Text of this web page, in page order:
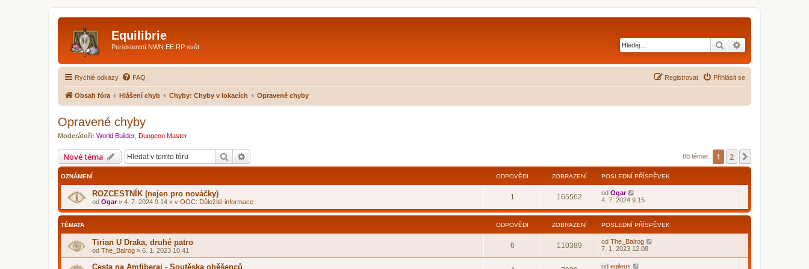
Equilibrie
Persistentní NWN:EE RP svět Hledat
Rychlé odkazy FAQ Přihlásit se
Registrovat
Obsah fóra Hlášení chyb Chyby: Chyby v lokacích Opravené chyby
Opravené chyby
Moderátoři: World Builder Dungeon Master
Nové téma Hledat 88 témat 1 2
OZNÁMENÍ ODPOVĚDI ZOBRAZENÍ POSLEDNÍ PŘÍSPĚVEK
ROZCESTNÍK (nejen pro nováčky)
od Ogar» 4. 7. 2024 9.14 » v OOC: Důležité informace
1 165562 od Ogar
4. 7. 2024 9.15
TÉMATA ODPOVĚDI ZOBRAZENÍ POSLEDNÍ PŘÍSPĚVEK
Tirian U Draka, druhé patro
od The_Balrog » 6. 1. 2023 10.41
6 110389 od The_Balrog
7. 1. 2023 12.08
Cesta na Amfiberai - Soutěska oběšenců od eqileus